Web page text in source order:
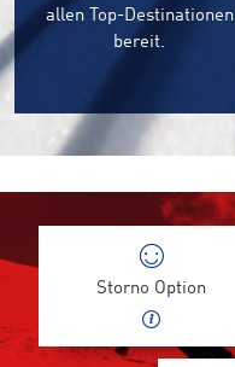
allen Top-Destinationen
bereit.
Storno Option